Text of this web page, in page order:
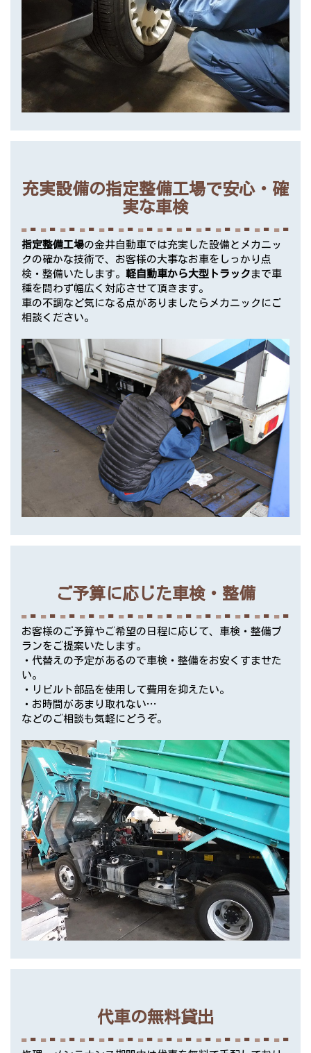
充実設備の指定整備工場で安心・確
実な車検
指定整備工場の金井自動車では充実した設備とメカニッ
クの確かな技術で、お客様の大事なお車をしっかり点
検・整備いたします。 軽自動車から大型トラックまで車
種を問わず幅広く対応させて頂きます。
車の不調など気になる点がありましたらメカニックにご
相談ください。
ご予算に応じた車検・整備
お客様のご予算やご希望の日程に応じて、車検・整備プ
ランをご提案いたします。
・代替えの予定があるので車検・整備をお安くすませた
い。
・リビルト部品を使用して費用を抑えたい。
・お時間があまり取れない…
などのご相談も気軽にどうぞ。
代車の無料貸出